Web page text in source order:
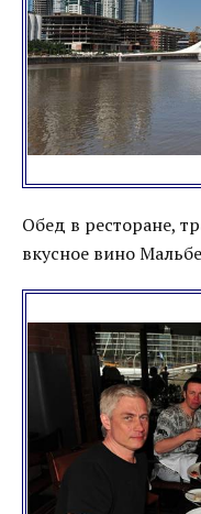
Обед в ресторане,
вкусное вино